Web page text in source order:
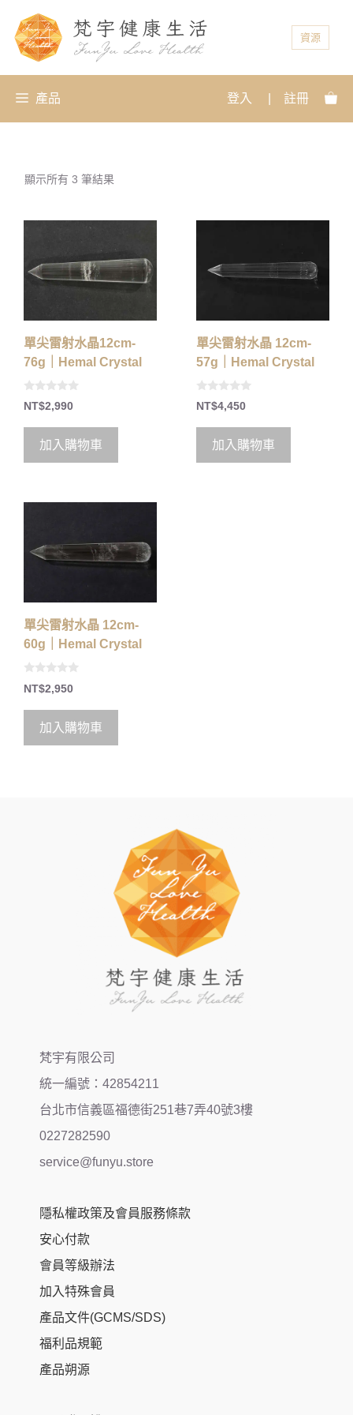
資源
產品 登入 註冊
顯示所有 3 筆結果
單尖雷射水晶12cm-
76g｜Hemal Crystal
0
o
5
NT$2,990
加入購物車
單尖雷射水晶 12cm-
57g｜Hemal Crystal
0
o
5
NT$4,450
加入購物車
單尖雷射水晶 12cm-
60g｜Hemal Crystal
0
o
t
5
NT$2,950
加入購物車
梵宇有限公司
統一編號：42854211
台北市信義區福德街251巷7弄40號3樓
0227282590
service@funyu.store
隱私權政策及會員服務條款
安心付款
會員等級辦法
加入特殊會員
產品文件(GCMS/SDS)
福利品規範
產品朔源